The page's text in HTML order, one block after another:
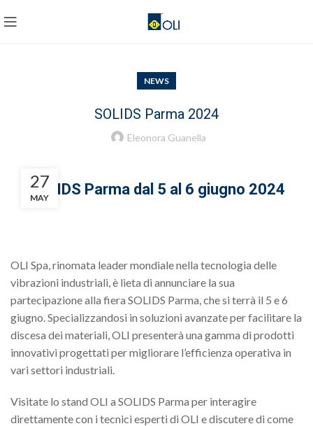
NEWS
SOLIDS Parma 2024
Eleonora Guanella
27
MAY
SOLIDS Parma dal 5 al 6 giugno 2024
OLI Spa, rinomata leader mondiale nella tecnologia delle
vibrazioni industriali, è lieta di annunciare la sua
partecipazione alla fiera SOLIDS Parma, che si terrà il 5 e 6
giugno. Specializzandosi in soluzioni avanzate per facilitare la
discesa dei materiali, OLI presenterà una gamma di prodotti
innovativi progettati per migliorare l’efficienza operativa in
vari settori industriali.
Visitate lo stand OLI a SOLIDS Parma per interagire
direttamente con i tecnici esperti di OLI e discutere di come